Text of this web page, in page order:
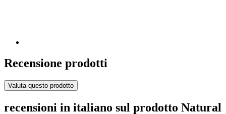
Recensione prodotti
Valuta questo prodotto
recensioni in italiano sul prodotto Natural